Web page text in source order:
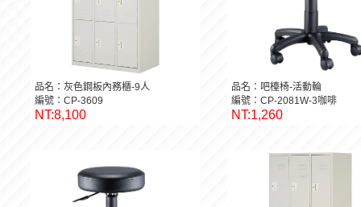
品名：灰色鋼板內務櫃-9人
編號：CP-3609
NT:8,100
品名：吧檯椅-活動輪
編號：CP-2081W-3咖啡
NT:1,260